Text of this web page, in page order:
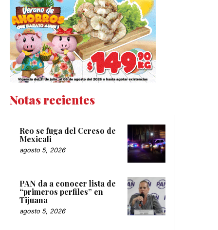
Notas recientes
Reo se fuga del Cereso de
Mexicali
agosto 5, 2026
PAN da a conocer lista de
“primeros perfiles” en
Tijuana
agosto 5, 2026